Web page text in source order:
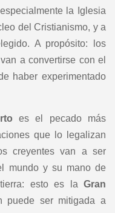
la Iglesia
del Cristianismo, y a
A propósito: los
a convertirse con el
haber experimentado
es el pecado más
que lo legalizan
creyentes van a ser
mundo y su mano de
tierra: esto es laGran
puede ser mitigada a